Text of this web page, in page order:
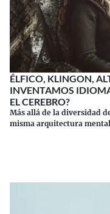
ÉLFICO, KLINGON,
INVENTAMOS
EL CEREBRO?
Más allá de la diversidad
misma arquitectura